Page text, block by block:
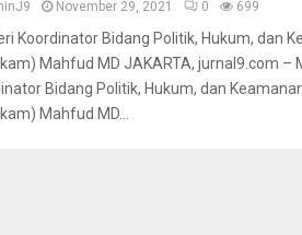
November 29, 2021 0 699
Koordinator Bidang Politik, Hukum, dan
Mahfud MD JAKARTA, jurnal9.com –
Bidang Politik, Hukum, dan
Mahfud MD...